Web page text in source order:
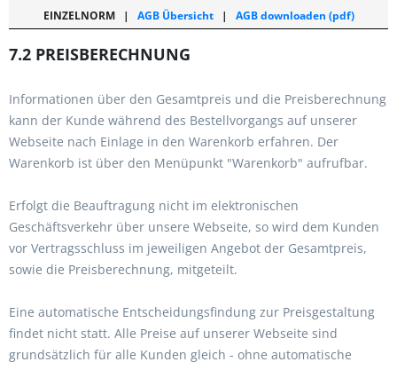
EINZELNORM| AGB Übersicht| AGB downloaden (pdf)
7.2 PREISBERECHNUNG
Informationen über den Gesamtpreis und die Preisberechnung
kann der Kunde während des Bestellvorgangs auf unserer
Webseite nach Einlage in den Warenkorb erfahren. Der
Warenkorb ist über den Menüpunkt "Warenkorb" aufrufbar.
Erfolgt die Beauftragung nicht im elektronischen
Geschäftsverkehr über unsere Webseite, so wird dem Kunden
vor Vertragsschluss im jeweiligen Angebot der Gesamtpreis,
sowie die Preisberechnung, mitgeteilt.
Eine automatische Entscheidungsfindung zur Preisgestaltung
findet nicht statt. Alle Preise auf unserer Webseite sind
grundsätzlich für alle Kunden gleich - ohne automatische